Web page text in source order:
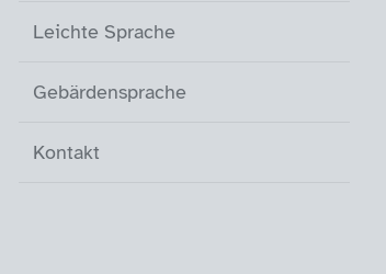
Leichte Sprache
Gebärdensprache
Kontakt